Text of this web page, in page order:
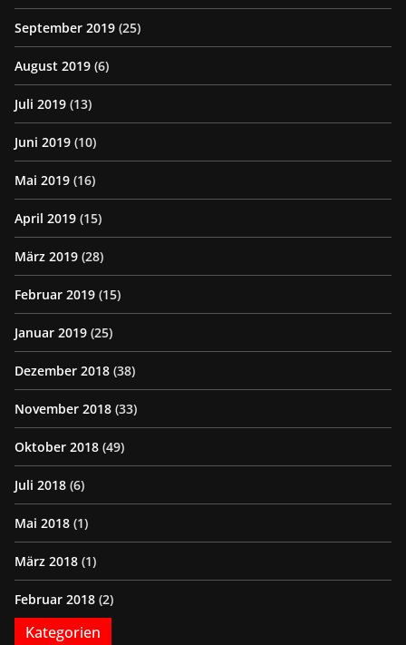
September 2019 (25)
August 2019 (6)
Juli 2019 (13)
Juni 2019 (10)
Mai 2019 (16)
April 2019 (15)
März 2019 (28)
Februar 2019 (15)
Januar 2019 (25)
Dezember 2018 (38)
November 2018 (33)
Oktober 2018 (49)
Juli 2018 (6)
Mai 2018 (1)
März 2018 (1)
Februar 2018 (2)
Kategorien